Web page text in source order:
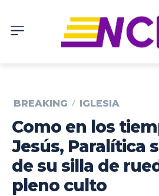
BREAKING IGLESIA
Como en los
Jesús, Paralítica
de su silla de
pleno culto